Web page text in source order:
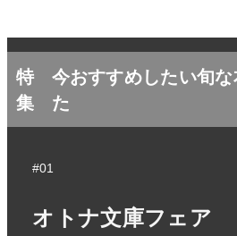
特
集
今おすすめしたい旬
た
#01
オトナ文庫フェア